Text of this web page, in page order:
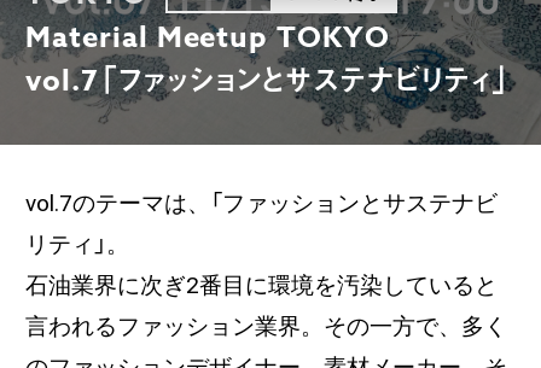
Material Meetup TOKYO
vol.7「ファッションとサステナビリティ」
vol.7のテーマは、「ファッションとサステナビ
リティ」。
石油業界に次ぎ2番目に環境を汚染していると
言われるファッション業界。その一方で、多く